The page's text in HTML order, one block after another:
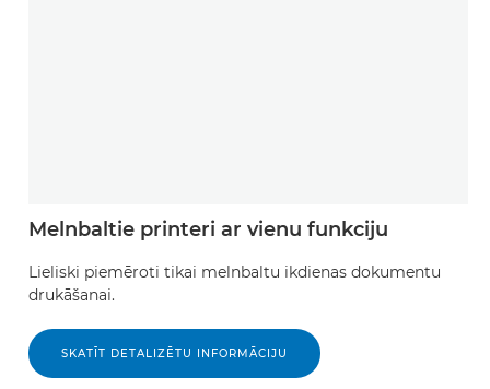
Melnbaltie printeri ar vienu funkciju
Lieliski piemēroti tikai melnbaltu ikdienas dokumentu
drukāšanai.
SKATĪT DETALIZĒTU INFORMĀCIJU